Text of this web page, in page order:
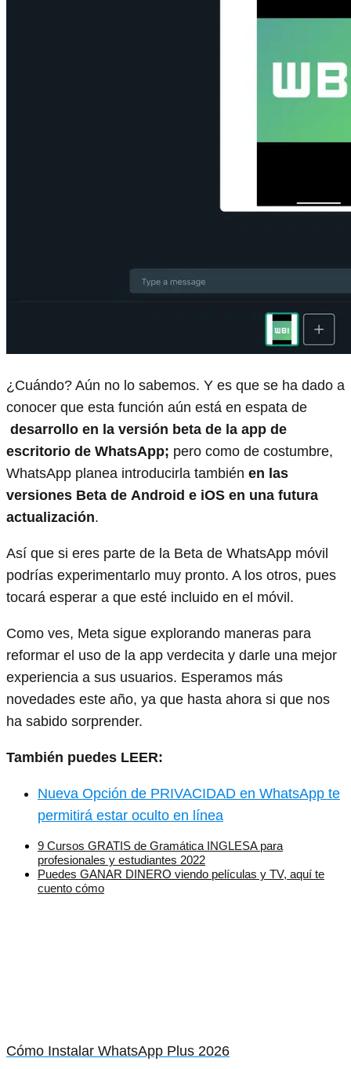
¿Cuándo? Aún no lo sabemos. Y es que se ha dado a
conocer que esta función aún está en espata de
desarrollo en la versión beta de la app de
escritorio de WhatsApp; pero como de costumbre,
WhatsApp planea introducirla también en las
versiones Beta de Android e iOS en una futura
actualización.
Así que si eres parte de la Beta de WhatsApp móvil
podrías experimentarlo muy pronto. A los otros, pues
tocará esperar a que esté incluido en el móvil.
Como ves, Meta sigue explorando maneras para
reformar el uso de la app verdecita y darle una mejor
experiencia a sus usuarios. Esperamos más
novedades este año, ya que hasta ahora si que nos
ha sabido sorprender.
También puedes LEER:
Nueva Opción de PRIVACIDAD en WhatsApp te
permitirá estar oculto en línea
9 Cursos GRATIS de Gramática INGLESA para
profesionales y estudiantes 2022
Puedes GANAR DINERO viendo películas y TV, aquí te
cuento cómo
Cómo Instalar WhatsApp Plus 2026